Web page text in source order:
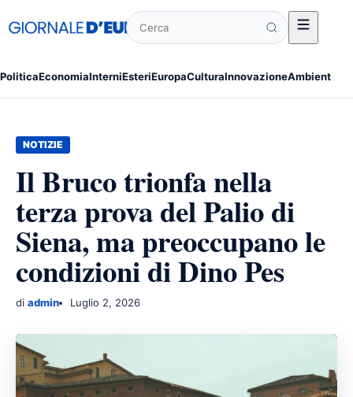
PoliticaEconomiaInterniEsteriEuropaCulturaInnovazioneAmbiente
Cerca
NOTIZIE
Il Bruco trionfa nella
terza prova del Palio di
Siena, ma preoccupano le
condizioni di Dino Pes
di admin Luglio 2, 2026